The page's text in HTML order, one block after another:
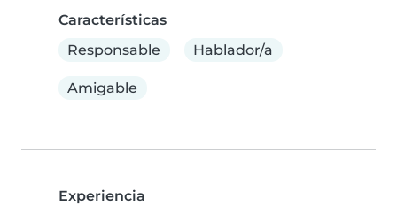
Características
Responsable
Hablador/a
Amigable
Experiencia